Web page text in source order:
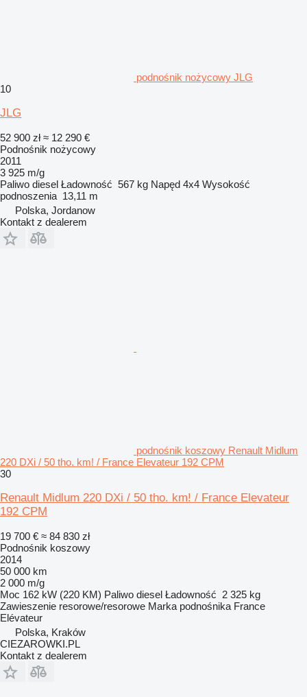
podnośnik nożycowy JLG
10
JLG
52 900 zł ≈ 12 290 €
Podnośnik nożycowy
2011
3 925 m/g
Paliwo diesel Ładowność 567 kg Napęd 4x4 Wysokość
podnoszenia 13,11 m
Polska, Jordanow
Kontakt z dealerem
podnośnik koszowy Renault Midlum
220 DXi / 50 tho. km! / France Elevateur 192 CPM
30
Renault Midlum 220 DXi / 50 tho. km! / France Elevateur
192 CPM
19 700 € ≈ 84 830 zł
Podnośnik koszowy
2014
50 000 km
2 000 m/g
Moc 162 kW (220 KM) Paliwo diesel Ładowność 2 325 kg
Zawieszenie resorowe/resorowe Marka podnośnika France
Elévateur
Polska, Kraków
CIEZAROWKI.PL
Kontakt z dealerem